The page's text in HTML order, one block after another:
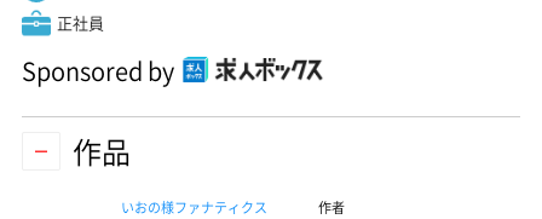
正社員
Sponsored by
作品
いおの様ファナティクス 作者